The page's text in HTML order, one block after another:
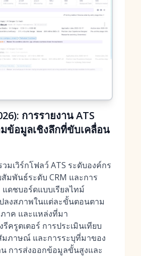
การรายงาน ATS
ข้อมูลเชิงลึกที่ขับเคลื่อน
มเวิร์กโฟลว์ ATS ระดับองค์กร
มพันธ์ระดับ CRM และการ
แดชบอร์ดแบบเรียลไทม์
ลงสภาพในแต่ละขั้นตอนตาม
าค และแหล่งที่มา
ครูตเตอร์ การประเมินเทียบ
มภาษณ์ และการระบุที่มาของ
การส่งออกข้อมูลขั้นสูงและ